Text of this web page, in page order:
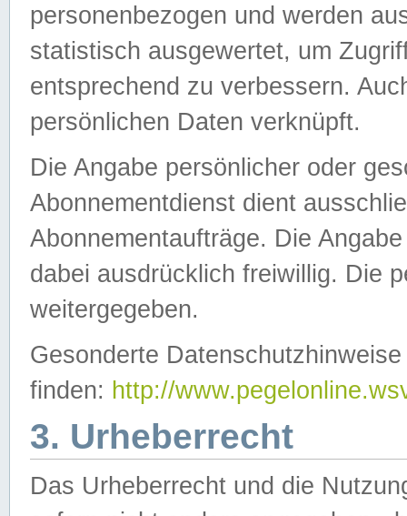
personenbezogen und werden
statistisch ausgewertet, um
entsprechend zu verbessern.
persönlichen Daten verknüpft.
Die Angabe persönlicher oder
Abonnementdienst dient
Abonnementaufträge. Die
dabei ausdrücklich freiwillig. Die
weitergegeben.
Gesonderte
finden: http://
3. Urheberrecht
Das Urheberrecht und die